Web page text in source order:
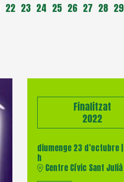
22 23 24 25 26 27 28 29
Finalitzat
2022
diumenge 23 d’octubre|
h
Centre Cívic Sant Julià